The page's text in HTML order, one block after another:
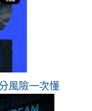
風險一次懂